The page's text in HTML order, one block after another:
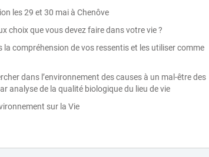
les 29 et 30 mai à Chenôve
choix que vous devez faire dans votre vie ?
compréhension de vos ressentis et les utiliser comme
dans l’environnement des causes à un mal-être des
analyse de la qualité biologique du lieu de vie
sur la Vie